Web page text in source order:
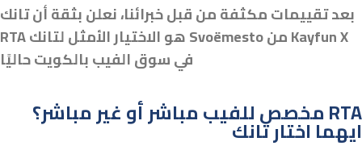
بعد تقييمات مكثفة من قبل خبرائنا، نعلن بثقة أن تانك
Kayfun X من Svoëmesto هو الاختيار الأمثل لتانك RTA
في سوق الفيب بالكويت حاليًا
مخصص للفيب مباشر أو غير مباشر؟ RTA
ايهما اختار تانك